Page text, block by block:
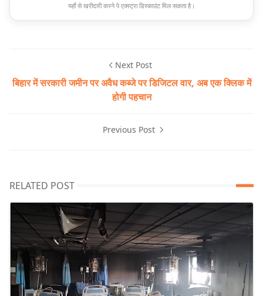
यहाँ से खरीदारी करने पे एक्स्ट्रा डिस्काउंट मिल सकता है।
Next Post
बिहार में सरकारी जमीन पर अवैध कब्जे पर डिजिटल वार, अब एक क्लिक में
होगी पहचान
Previous Post
RELATED POST